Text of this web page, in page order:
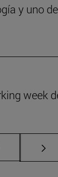
y uno
week
Use